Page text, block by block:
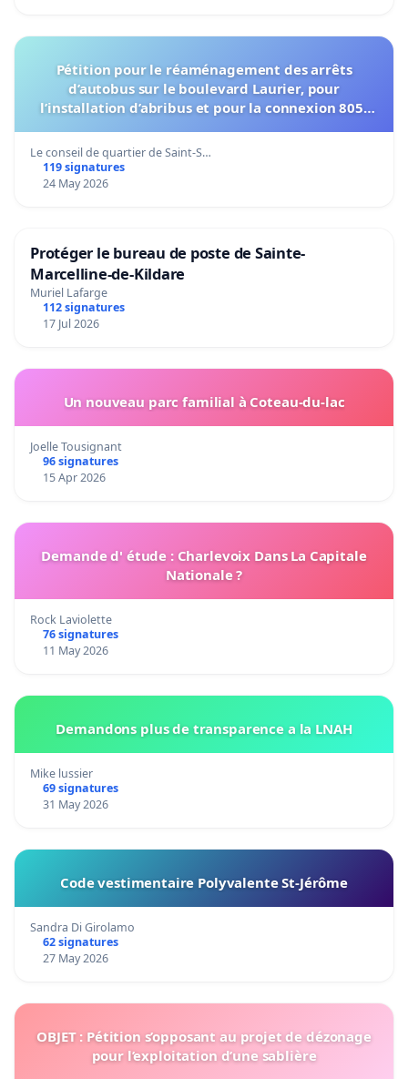
Pétition pour le réaménagement des arrêts
d’autobus sur le boulevard Laurier, pour
l’installation d’abribus et pour la connexion 805-
Le conseil de quartier de Saint-S…
119 signatures
24 May 2026
Protéger le bureau de poste de Sainte-
Marcelline-de-Kildare
Muriel Lafarge
112 signatures
17 Jul 2026
Un nouveau parc familial à Coteau-du-lac
Joelle Tousignant
96 signatures
15 Apr 2026
Demande d' étude : Charlevoix Dans La Capitale
Nationale ?
Rock Laviolette
76 signatures
11 May 2026
Demandons plus de transparence a la LNAH
Mike lussier
69 signatures
31 May 2026
Code vestimentaire Polyvalente St-Jérôme
Sandra Di Girolamo
62 signatures
27 May 2026
OBJET : Pétition s’opposant au projet de dézonage
pour l’exploitation d’une sablière